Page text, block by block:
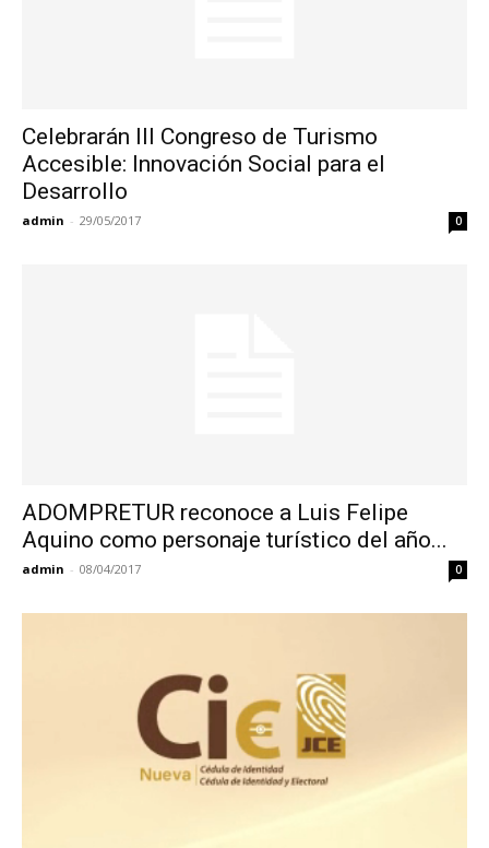
Celebrarán III Congreso de Turismo
Accesible: Innovación Social para el
Desarrollo
admin - 29/05/2017 0
ADOMPRETUR reconoce a Luis Felipe
Aquino como personaje turístico del año...
admin - 08/04/2017 0